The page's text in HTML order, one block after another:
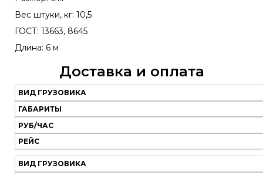
Вес штуки, кг: 10,5
ГОСТ: 13663, 8645
Длина: 6 м
Доставка и оплата
Наш
транспорт
Вид
грузовика
Габариты
Руб/
час
Рейс
ВИД ГРУЗОВИКА
ГАБАРИТЫ
РУБ/ЧАС
РЕЙС
ВИД ГРУЗОВИКА